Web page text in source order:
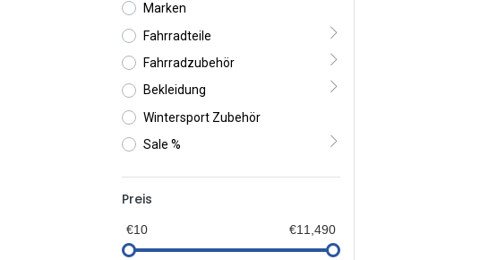
Marken
Fahrradteile
Fahrradzubehör
Bekleidung
Wintersport Zubehör
Sale %
Preis
€10 €11,490